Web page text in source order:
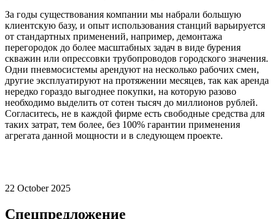
За годы существования компании мы набрали большую
клиентскую базу, и опыт использования станций варьируется
от стандартных применений, например, демонтажа
перегородок до более масштабных задач в виде бурения
скважин или опрессовки трубопроводов городского значения.
Одни пневмосистемы арендуют на несколько рабочих смен,
другие эксплуатируют на протяжении месяцев, так как аренда
нередко гораздо выгоднее покупки, на которую разово
необходимо выделить от сотен тысяч до миллионов рублей.
Согласитесь, не в каждой фирме есть свободные средства для
таких затрат, тем более, без 100% гарантии применения
агрегата данной мощности и в следующем проекте.
22 October 2025
Спецпредложение